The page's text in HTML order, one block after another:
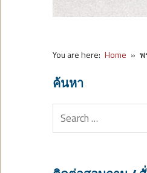
You are here: Home พ
ค้นหา